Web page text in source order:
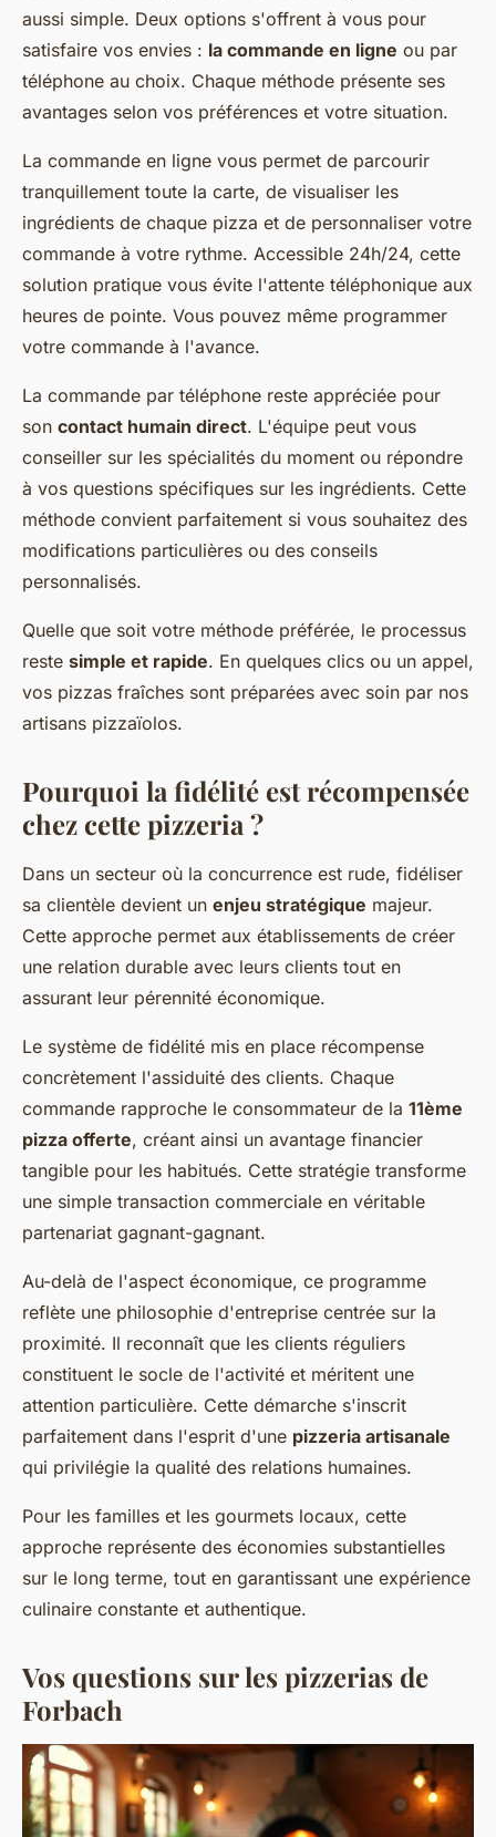
aussi simple. Deux options s'offrent à vous pour
satisfaire vos envies : la commande en ligne ou par
téléphone au choix. Chaque méthode présente ses
avantages selon vos préférences et votre situation.
La commande en ligne vous permet de parcourir
tranquillement toute la carte, de visualiser les
ingrédients de chaque pizza et de personnaliser votre
commande à votre rythme. Accessible 24h/24, cette
solution pratique vous évite l'attente téléphonique aux
heures de pointe. Vous pouvez même programmer
votre commande à l'avance.
La commande par téléphone reste appréciée pour
son contact humain direct. L'équipe peut vous
conseiller sur les spécialités du moment ou répondre
à vos questions spécifiques sur les ingrédients. Cette
méthode convient parfaitement si vous souhaitez des
modifications particulières ou des conseils
personnalisés.
Quelle que soit votre méthode préférée, le processus
reste simple et rapide. En quelques clics ou un appel,
vos pizzas fraîches sont préparées avec soin par nos
artisans pizzaïolos.
Pourquoi la fidélité est récompensée
chez cette pizzeria ?
Dans un secteur où la concurrence est rude, fidéliser
sa clientèle devient un enjeu stratégique majeur.
Cette approche permet aux établissements de créer
une relation durable avec leurs clients tout en
assurant leur pérennité économique.
Le système de fidélité mis en place récompense
concrètement l'assiduité des clients. Chaque
commande rapproche le consommateur de la 11ème
pizza offerte, créant ainsi un avantage financier
tangible pour les habitués. Cette stratégie transforme
une simple transaction commerciale en véritable
partenariat gagnant-gagnant.
Au-delà de l'aspect économique, ce programme
reflète une philosophie d'entreprise centrée sur la
proximité. Il reconnaît que les clients réguliers
constituent le socle de l'activité et méritent une
attention particulière. Cette démarche s'inscrit
parfaitement dans l'esprit d'une pizzeria artisanale
qui privilégie la qualité des relations humaines.
Pour les familles et les gourmets locaux, cette
approche représente des économies substantielles
sur le long terme, tout en garantissant une expérience
culinaire constante et authentique.
Vos questions sur les pizzerias de
Forbach